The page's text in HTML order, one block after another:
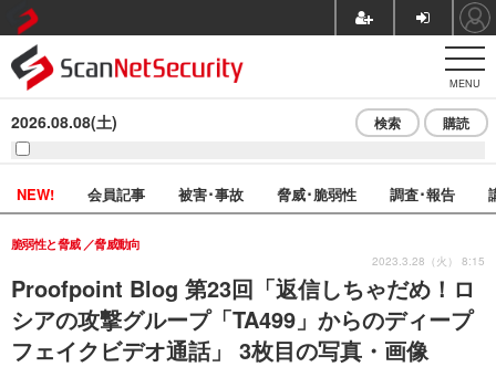
MENU
2026.08.08(土) 検索 購読
NEW! 会員記事 被害･事故 脅威･脆弱性 調査･報告
Proofpoint Blog 第23回「返信しちゃだめ！ロ
シアの攻撃グループ「TA499」からのディープ
フェイクビデオ通話」 3枚目の写真・画像
脆弱性と脅威 脅威動向
2023.3.28（火） 8:15